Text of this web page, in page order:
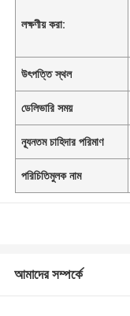
লক্ষণীয় করা:
উৎপত্তি স্থল
ডেলিভারি সময়
ন্যূনতম চাহিদার পরিমাণ
পরিচিতিমুলক নাম
আমাদের সম্পর্কে